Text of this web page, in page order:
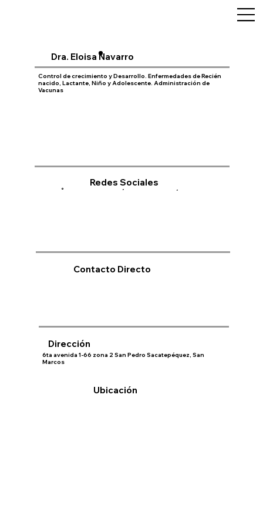
Dra. Eloisa Navarro
Control de crecimiento y Desarrollo. Enfermedades de Recién
nacido, Lactante, Niño y Adolescente. Administración de
Vacunas
Contacto Directo
Redes Sociales
Dirección
6ta avenida 1-66 zona 2 San Pedro Sacatepéquez, San
Marcos
Ubicación